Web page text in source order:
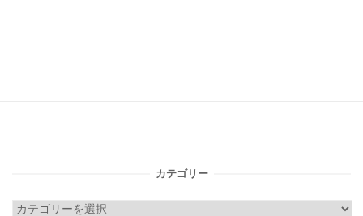
カテゴリー
カ